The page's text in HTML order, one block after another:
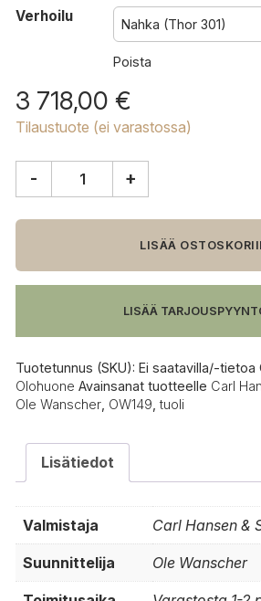
Verhoilu
Poista
3 718,00 €
Tilaustuote (ei varastossa)
&
OW149
Colonial
tammi
määrä
- +
LISÄÄ
LISÄÄ
Tuotetunnus (SKU): Ei saatavilla/-tietoa
Olohuone Avainsanat tuotteelle Carl
Ole Wanscher OW149 ,tuoli
Lisätiedot
Valmistaja Carl Hansen &
Suunnittelija Ole Wanscher